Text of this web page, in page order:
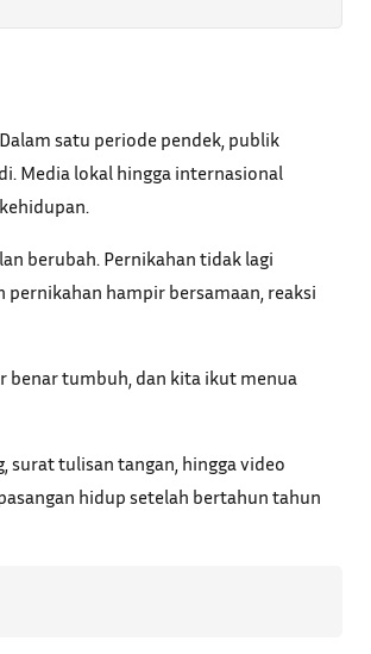
satu periode pendek, publik
Media lokal hingga internasional
berubah. Pernikahan tidak lagi
pernikahan hampir bersamaan, reaksi
benar tumbuh, dan kita ikut menua
surat tulisan tangan, hingga video
hidup setelah bertahun tahun